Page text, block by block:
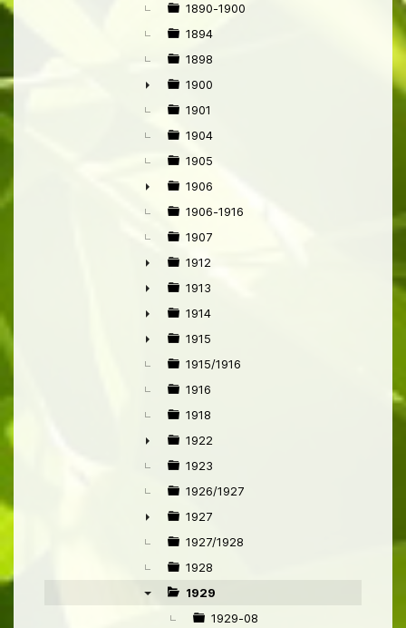
1890-1900
1894
1898
►
1900
1901
1904
1905
►
1906
1906-1916
1907
►
1912
►
1913
►
1914
►
1915
1915/1916
1916
1918
►
1922
1923
1926/1927
►
1927
1927/1928
1928
1929
1929-08